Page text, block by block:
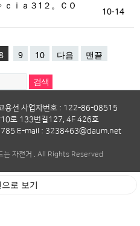
ｉａ３1２。ＣＯ
10-14
9 10 다음 맨끝
용선 사업자번호 : 122-86-08515
10로 133번길127, 4F 426호
E-mail : 3238463@daum.net
자전거 . All Rights Reserved
로 보기